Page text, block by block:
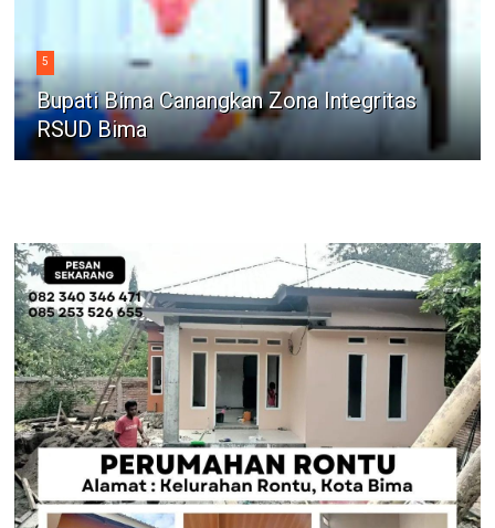
5
Bupati Bima Canangkan Zona Integritas
RSUD Bima